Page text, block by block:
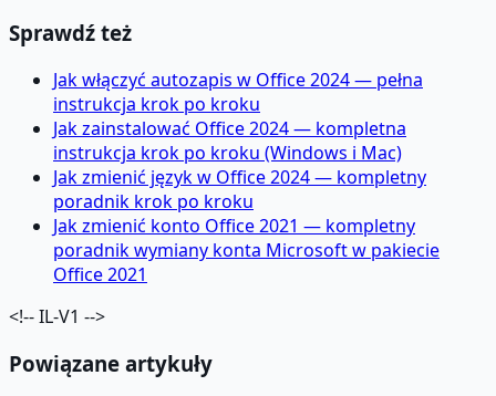
Sprawdź też
Jak włączyć autozapis w Office 2024 — pełna
instrukcja krok po kroku
Jak zainstalować Office 2024 — kompletna
instrukcja krok po kroku (Windows i Mac)
Jak zmienić język w Office 2024 — kompletny
poradnik krok po kroku
Jak zmienić konto Office 2021 — kompletny
poradnik wymiany konta Microsoft w pakiecie
Office 2021
<!-- IL-V1 -->
Powiązane artykuły